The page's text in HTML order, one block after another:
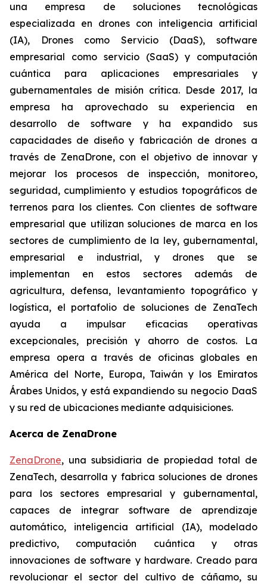
una empresa de soluciones tecnológicas
especializada en drones con inteligencia artificial
(IA), Drones como Servicio (DaaS), software
empresarial como servicio (SaaS) y computación
cuántica para aplicaciones empresariales y
gubernamentales de misión crítica. Desde 2017, la
empresa ha aprovechado su experiencia en
desarrollo de software y ha expandido sus
capacidades de diseño y fabricación de drones a
través de ZenaDrone, con el objetivo de innovar y
mejorar los procesos de inspección, monitoreo,
seguridad, cumplimiento y estudios topográficos de
terrenos para los clientes. Con clientes de software
empresarial que utilizan soluciones de marca en los
sectores de cumplimiento de la ley, gubernamental,
empresarial e industrial, y drones que se
implementan en estos sectores además de
agricultura, defensa, levantamiento topográfico y
logística, el portafolio de soluciones de ZenaTech
ayuda a impulsar eficacias operativas
excepcionales, precisión y ahorro de costos. La
empresa opera a través de oficinas globales en
América del Norte, Europa, Taiwán y los Emiratos
Árabes Unidos, y está expandiendo su negocio DaaS
y su red de ubicaciones mediante adquisiciones.
Acerca de ZenaDrone
ZenaDrone, una subsidiaria de propiedad total de
ZenaTech, desarrolla y fabrica soluciones de drones
para los sectores empresarial y gubernamental,
capaces de integrar software de aprendizaje
automático, inteligencia artificial (IA), modelado
predictivo, computación cuántica y otras
innovaciones de software y hardware. Creado para
revolucionar el sector del cultivo de cáñamo, su